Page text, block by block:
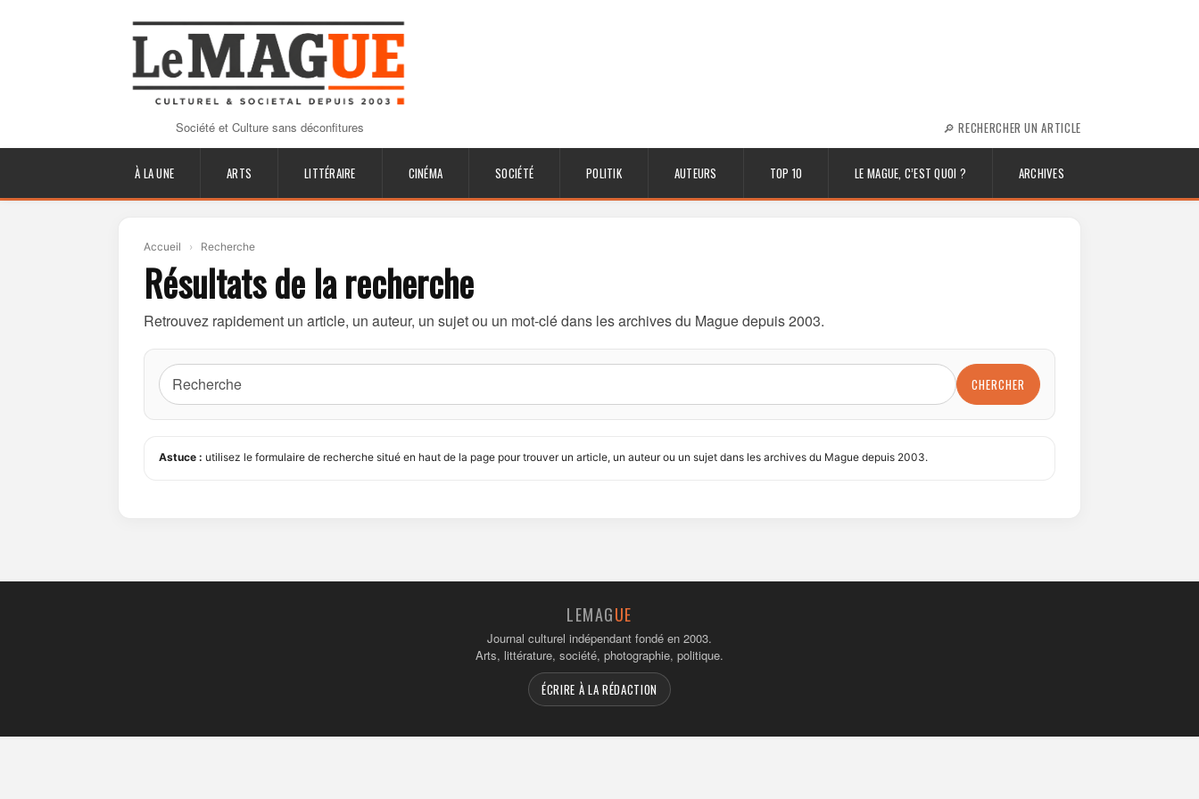
Société et Culture sans déconfitures 🔎 RECHERCHER UN ARTICLE
À LA UNE ARTS LITTÉRAIRE CINÉMA SOCIÉTÉ POLITIK AUTEURS TOP 10 LE MAGUE, C’EST QUOI ? ARCHIVES
Accueil › Recherche
Résultats de la recherche
Retrouvez rapidement un article, un auteur, un sujet ou un mot-clé dans les archives du Mague depuis 2003.
CHERCHER
Astuce : utilisez le formulaire de recherche situé en haut de la page pour trouver un article, un auteur ou un sujet dans les archives du Mague depuis 2003.
LEMAGUE
Journal culturel indépendant fondé en 2003.
Arts, littérature, société, photographie, politique.
ÉCRIRE À LA RÉDACTION